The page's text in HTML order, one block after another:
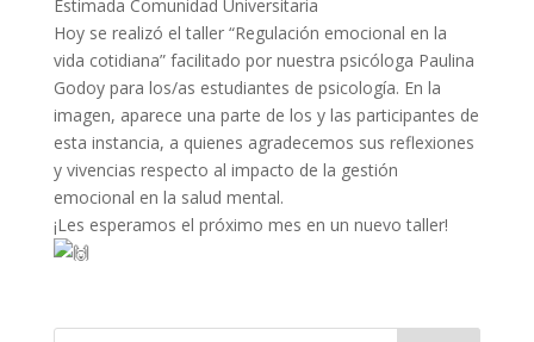
Estimada Comunidad Universitaria
Hoy se realizó el taller “Regulación emocional en la
vida cotidiana” facilitado por nuestra psicóloga Paulina
Godoy para los/as estudiantes de psicología. En la
imagen, aparece una parte de los y las participantes de
esta instancia, a quienes agradecemos sus reflexiones
y vivencias respecto al impacto de la gestión
emocional en la salud mental.
¡Les esperamos el próximo mes en un nuevo taller!